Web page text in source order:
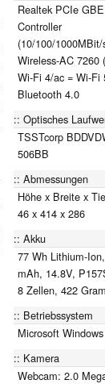
Realtek PCIe
Controller
(10/100/
Wireless-AC 7260
Wi-Fi 4/ac = Wi-Fi
Bluetooth 4.0
Optisches
TSSTcorp
506BB
Abmessungen
Höhe x Breite x
46 x 414 x 286
Akku
77 Wh Lithium-
mAh, 14.8V,
8 Zellen, 422
Betriebssystem
Microsoft
Kamera
Webcam: 2.0